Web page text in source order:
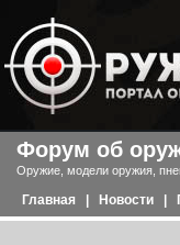
Форум об
Оружие, модели оружия,
Главная Новости